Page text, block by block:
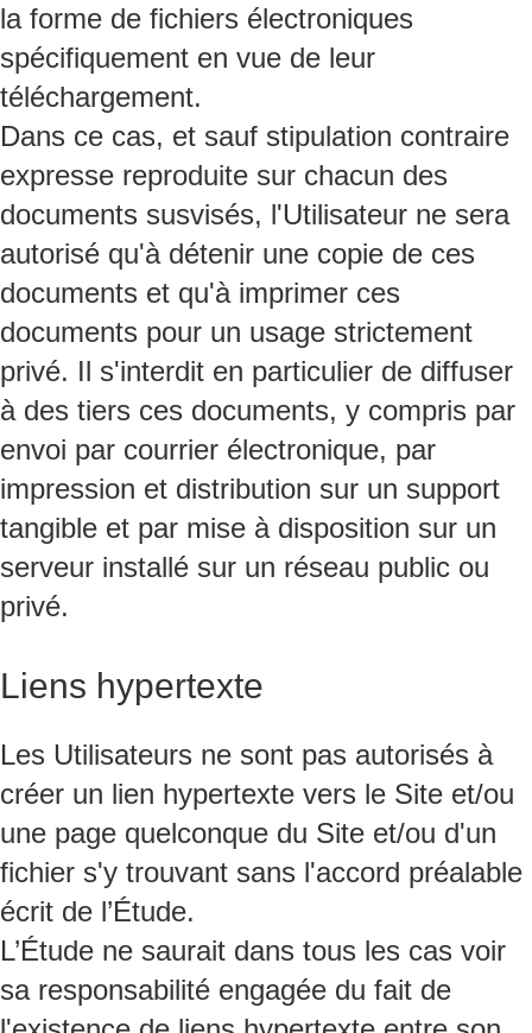
la forme de fichiers électroniques
spécifiquement en vue de leur
téléchargement.
Dans ce cas, et sauf stipulation contraire
expresse reproduite sur chacun des
documents susvisés, l'Utilisateur ne sera
autorisé qu'à détenir une copie de ces
documents et qu'à imprimer ces
documents pour un usage strictement
privé. Il s'interdit en particulier de diffuser
à des tiers ces documents, y compris par
envoi par courrier électronique, par
impression et distribution sur un support
tangible et par mise à disposition sur un
serveur installé sur un réseau public ou
privé.
Liens hypertexte
Les Utilisateurs ne sont pas autorisés à
créer un lien hypertexte vers le Site et/ou
une page quelconque du Site et/ou d'un
fichier s'y trouvant sans l'accord préalable
écrit de l’Étude.
L’Étude ne saurait dans tous les cas voir
sa responsabilité engagée du fait de